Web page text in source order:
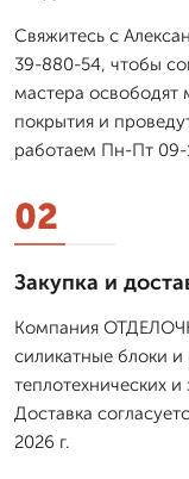
Свяжитесь с
39-880-54, чтобы
мастера освободят
покрытия и
работаем Пн-Пт
02
Закупка и
Компания
силикатные блоки
теплотехнических
Доставка
2026 г.